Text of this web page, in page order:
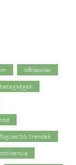
bőrápolás
fogyasztói trendek